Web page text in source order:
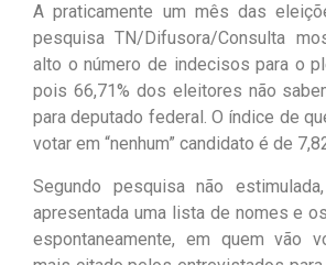
A praticamente um mês das
pesquisa TN/Difusora/Consulta
alto o número de indecisos para o
pois 66,71% dos eleitores não
para deputado federal. O índice de
votar em “nenhum” candidato é de
Segundo pesquisa não
apresentada uma lista de nomes e
espontaneamente, em quem vão